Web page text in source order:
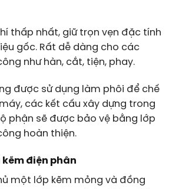
thấp nhất, giữ trọn vẹn đặc tính
gốc. Rất dễ dàng cho các
như hàn, cắt, tiện, phay.
được sử dụng làm phôi để chế
các kết cấu xây dựng trong
phận sẽ được bảo vệ bằng lớp
hoàn thiện.
kẽm điện phân
một lớp kẽm mỏng và đồng